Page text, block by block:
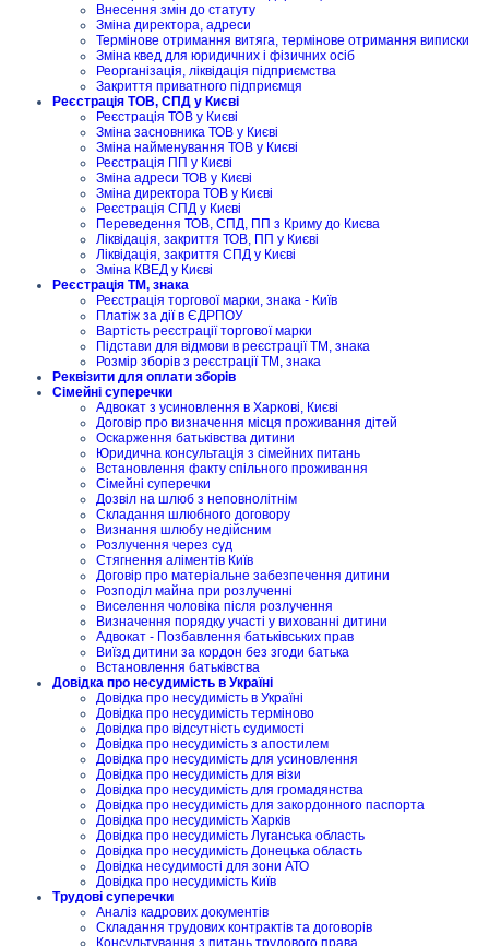
Внесення змін до статуту
Зміна директора, адреси
Термінове отримання витяга, термінове отримання виписки
Зміна квед для юридичних і фізичних осіб
Реорганізація, ліквідація підприємства
Закриття приватного підприємця
Реєстрація ТОВ, СПД у Києві
Реєстрація ТОВ у Києві
Зміна засновника ТОВ у Києві
Зміна найменування ТОВ у Києві
Реєстрація ПП у Києві
Зміна адреси ТОВ у Києві
Зміна директора ТОВ у Києві
Реєстрація СПД у Києві
Переведення ТОВ, СПД, ПП з Криму до Києва
Ліквідація, закриття ТОВ, ПП у Києві
Ліквідація, закриття СПД у Києві
Зміна КВЕД у Києві
Реєстрація ТМ, знака
Реєстрація торгової марки, знака - Київ
Платіж за дії в ЄДРПОУ
Вартість реєстрації торгової марки
Підстави для відмови в реєстрації ТМ, знака
Розмір зборів з реєстрації ТМ, знака
Реквізити для оплати зборів
Сімейні суперечки
Адвокат з усиновлення в Харкові, Києві
Договір про визначення місця проживання дітей
Оскарження батьківства дитини
Юридична консультація з сімейних питань
Встановлення факту спільного проживання
Сімейні суперечки
Дозвіл на шлюб з неповнолітнім
Складання шлюбного договору
Визнання шлюбу недійсним
Розлучення через суд
Стягнення аліментів Київ
Договір про матеріальне забезпечення дитини
Розподіл майна при розлученні
Виселення чоловіка після розлучення
Визначення порядку участі у вихованні дитини
Адвокат - Позбавлення батьківських прав
Виїзд дитини за кордон без згоди батька
Встановлення батьківства
Довідка про несудимість в Україні
Довідка про несудимість в Україні
Довідка про несудимість терміново
Довідка про відсутність судимості
Довідка про несудимість з апостилем
Довідка про несудимість для усиновлення
Довідка про несудимість для візи
Довідка про несудимість для громадянства
Довідка про несудимість для закордонного паспорта
Довідка про несудимість Харків
Довідка про несудимість Луганська область
Довідка про несудимість Донецька область
Довідка несудимості для зони АТО
Довідка про несудимість Київ
Трудові суперечки
Аналіз кадрових документів
Складання трудових контрактів та договорів